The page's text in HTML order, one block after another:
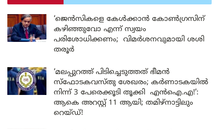
‘ജെൻസികളെ കേൾക്കാൻ കോൺഗ്രസിന്
കഴിഞ്ഞുവോ എന്ന് സ്വയം
പരിശോധിക്കണം; വിമർശനവുമായി ശശി
തരൂർ
‘മലപ്പുറത്ത് പിടിച്ചെടുത്തത് ഭീമൻ
സ്ഫോടകവസ്തു ശേഖരം; കർണാടകയിൽ
നിന്ന് 3 പേരെക്കൂടി തൂക്കി എൻഐ.എ!’:
ആകെ അറസ്റ്റ് 11 ആയി; തമിഴ്‌നാട്ടിലും
റെയ്ഡ്!